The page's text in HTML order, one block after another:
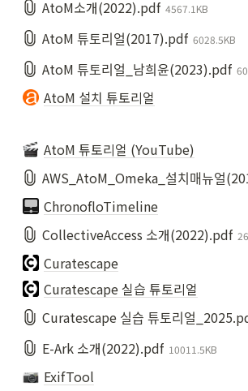
AtoM소개(2022).pdf 4567.1KB
AtoM 튜토리얼(2017).pdf 6028.5KB
AtoM 튜토리얼_남희윤(2023).pdf
AtoM 설치 튜토리얼
AtoM 튜토리얼 (YouTube)
ChronofloTimeline
CollectiveAccess 소개(2022).pdf
Curatescape
Curatescape 실습 튜토리얼
Curatescape 실습
E-Ark 소개(2022).pdf 10011.5KB
ExifTool